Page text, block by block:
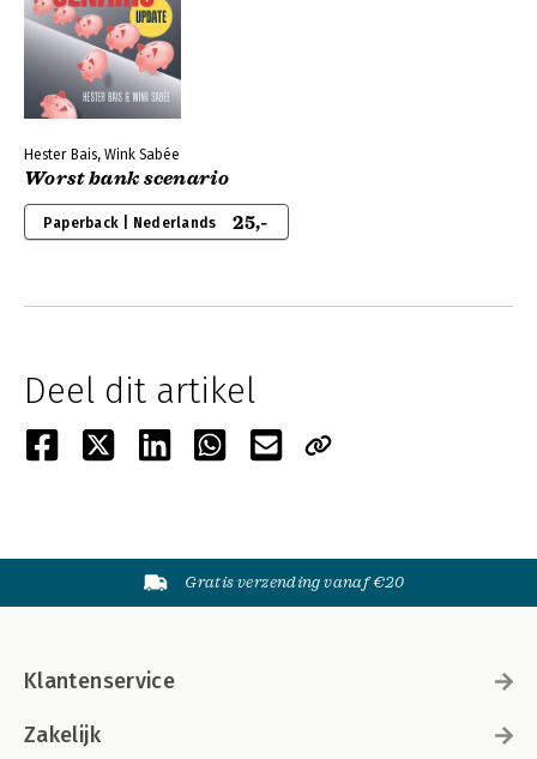
Hester Bais, Wink Sabée
Worst bank scenario
Paperback | Nederlands 25,-
Deel dit artikel
Gratis verzending vanaf €20
Klantenservice
Zakelijk